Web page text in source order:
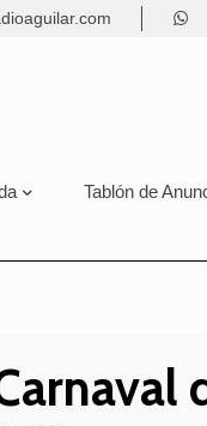
Tablón de